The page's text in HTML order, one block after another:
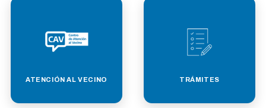
ATENCIÓN AL VECINO TRÁMITES